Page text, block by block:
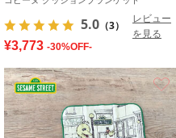
5.0 （3）
レビュー
を見る
¥3,773 -30%OFF-